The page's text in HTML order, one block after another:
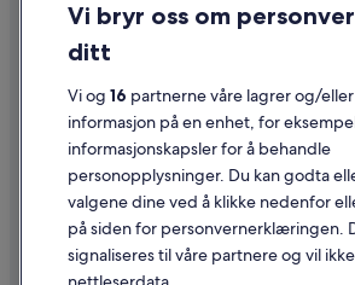
Informasjonskapsler
Juridisk informasjon / kontakt oss
Retningslinjer for innhold og rapportering av
Hjelp
Kontakt oss
Vi bryr oss om
ditt
Vi og 16 partnerne våre lagrer og/
informasjon på en enhet, for
informasjonskapsler for å behandle
personopplysninger. Du kan godta
valgene dine ved å klikke nedenfor
på siden for personvernerklæringen.
signaliseres til våre partnere og vil